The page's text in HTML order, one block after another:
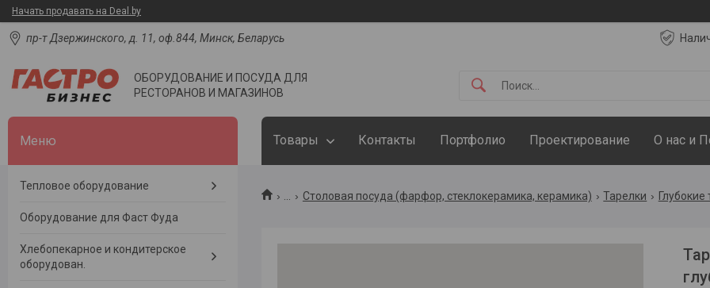
Начать продавать на Deal.by
пр-т Дзержинского, д. 11, оф.844, Минск, Беларусь
ОБОРУДОВАНИЕ И ПОСУДА ДЛЯ
РЕСТОРАНОВ И МАГАЗИНОВ
Товары Контакты Портфолио Проектирование О нас и
... Столовая посуда (фарфор, стеклокерамика, керамика) Тарелки Глубокие
Тепловое оборудование
Оборудование для Фаст Фуда
Хлебопекарное и кондитерское
оборудован.